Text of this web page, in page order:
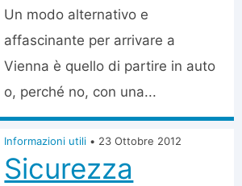
Un modo alternativo e
affascinante per arrivare a
Vienna è quello di partire in auto
o, perché no, con una...
Informazioni utili • 23 Ottobre 2012
Sicurezza